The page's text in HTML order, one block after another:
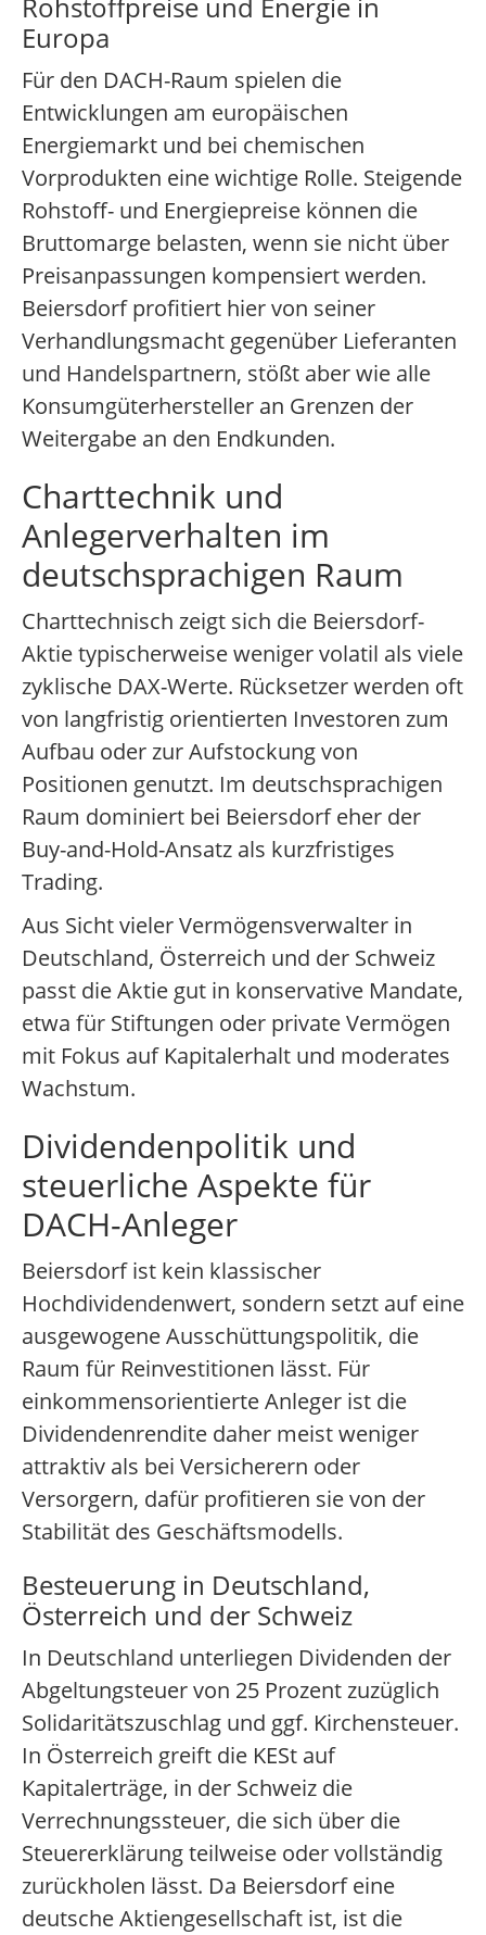
Rohstoffpreise und Energie in
Europa
Für den DACH-Raum spielen die
Entwicklungen am europäischen
Energiemarkt und bei chemischen
Vorprodukten eine wichtige Rolle. Steigende
Rohstoff- und Energiepreise können die
Bruttomarge belasten, wenn sie nicht über
Preisanpassungen kompensiert werden.
Beiersdorf profitiert hier von seiner
Verhandlungsmacht gegenüber Lieferanten
und Handelspartnern, stößt aber wie alle
Konsumgüterhersteller an Grenzen der
Weitergabe an den Endkunden.
Charttechnik und
Anlegerverhalten im
deutschsprachigen Raum
Charttechnisch zeigt sich die Beiersdorf-
Aktie typischerweise weniger volatil als viele
zyklische DAX-Werte. Rücksetzer werden oft
von langfristig orientierten Investoren zum
Aufbau oder zur Aufstockung von
Positionen genutzt. Im deutschsprachigen
Raum dominiert bei Beiersdorf eher der
Buy-and-Hold-Ansatz als kurzfristiges
Trading.
Aus Sicht vieler Vermögensverwalter in
Deutschland, Österreich und der Schweiz
passt die Aktie gut in konservative Mandate,
etwa für Stiftungen oder private Vermögen
mit Fokus auf Kapitalerhalt und moderates
Wachstum.
Dividendenpolitik und
steuerliche Aspekte für
DACH-Anleger
Beiersdorf ist kein klassischer
Hochdividendenwert, sondern setzt auf eine
ausgewogene Ausschüttungspolitik, die
Raum für Reinvestitionen lässt. Für
einkommensorientierte Anleger ist die
Dividendenrendite daher meist weniger
attraktiv als bei Versicherern oder
Versorgern, dafür profitieren sie von der
Stabilität des Geschäftsmodells.
Besteuerung in Deutschland,
Österreich und der Schweiz
In Deutschland unterliegen Dividenden der
Abgeltungsteuer von 25 Prozent zuzüglich
Solidaritätszuschlag und ggf. Kirchensteuer.
In Österreich greift die KESt auf
Kapitalerträge, in der Schweiz die
Verrechnungssteuer, die sich über die
Steuererklärung teilweise oder vollständig
zurückholen lässt. Da Beiersdorf eine
deutsche Aktiengesellschaft ist, ist die